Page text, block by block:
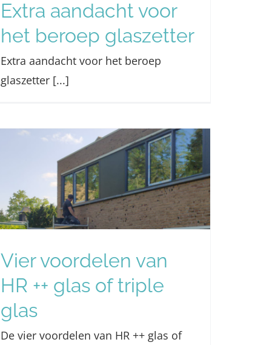
Extra aandacht voor
het beroep glaszetter
Extra aandacht voor het beroep
glaszetter [...]
Vier voordelen van
HR ++ glas of triple
glas
De vier voordelen van HR ++ glas of